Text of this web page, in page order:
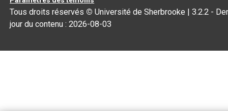
Tous droits réservés © Université de Sherbrooke |3.2.2 -
jour du contenu :2026-08-03